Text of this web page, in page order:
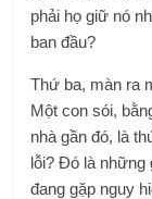
phải họ giữ nó
ban đầu?
Thứ ba, màn ra
Một con sói,
nhà gần đó, là
lỗi? Đó là những
đang gặp nguy